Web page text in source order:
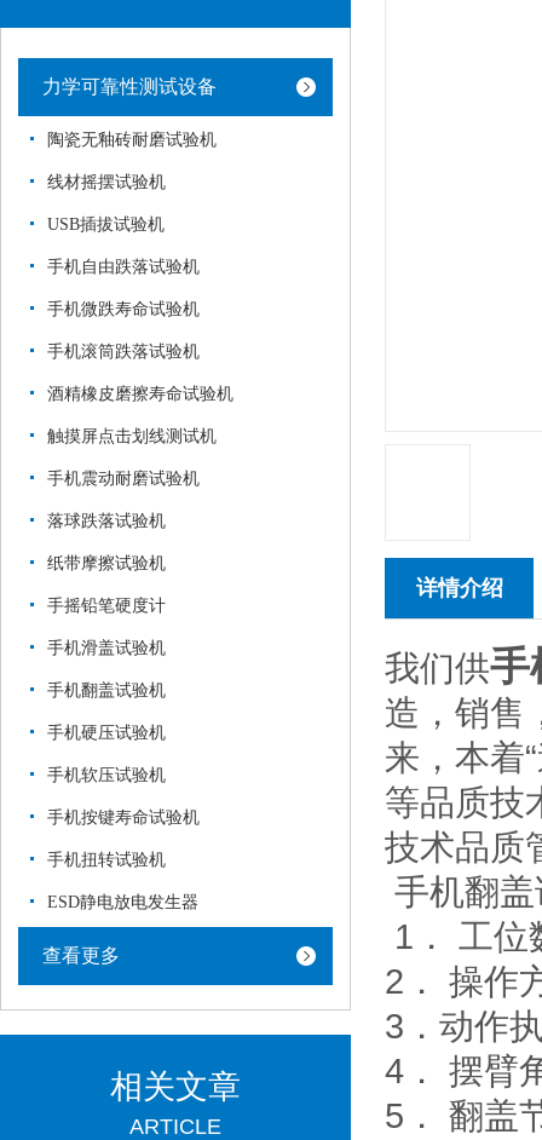
力学可靠性测试设备
陶瓷无釉砖耐磨试验机
线材摇摆试验机
USB插拔试验机
手机自由跌落试验机
手机微跌寿命试验机
手机滚筒跌落试验机
酒精橡皮磨擦寿命试验机
触摸屏点击划线测试机
手机震动耐磨试验机
落球跌落试验机
纸带摩擦试验机
手摇铅笔硬度计
手机滑盖试验机
手机翻盖试验机
手机硬压试验机
手机软压试验机
手机按键寿命试验机
手机扭转试验机
ESD静电放电发生器
查看更多
相关文章
ARTICLE
详情介绍
我们供手
造，销售
来，本着
等品质技
技术品质
手机翻
1． 工位
2． 操作
3．动作
4． 摆臂
5． 翻盖